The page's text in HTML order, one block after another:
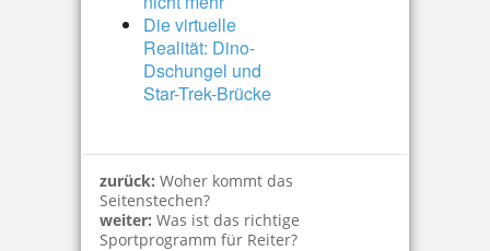
Die virtuelle
Realität: Dino-
Dschungel und
Star-Trek-Brücke
zurück: Woher kommt das
Seitenstechen?
weiter: Was ist das richtige
Sportprogramm für Reiter?